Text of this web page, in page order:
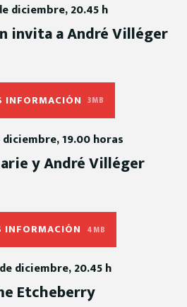
diciembre, 20.45 h
invita a André Villéger
INFORMACIÓN 3MB
19.00 horas
y André Villéger
INFORMACIÓN 4MB
diciembre, 20.45 h
Etcheberry